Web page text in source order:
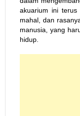
akuarium ini terus
mahal, dan
manusia, yang
hidup.